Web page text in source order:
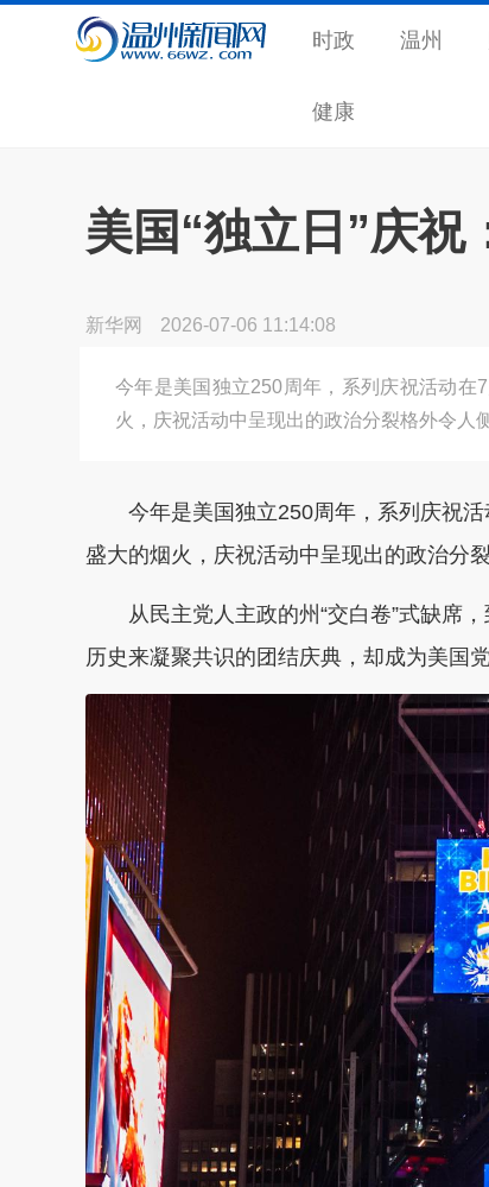
时政 温州
健康
美国“独立日”庆祝
新华网 2026-07-06 11:14:08
今年是美国独立250周年，系列庆祝活动在
火，庆祝活动中呈现出的政治分裂格外令人
今年是美国独立250周年，系列庆祝
盛大的烟火，庆祝活动中呈现出的政治分
从民主党人主政的州“交白卷”式缺席
历史来凝聚共识的团结庆典，却成为美国